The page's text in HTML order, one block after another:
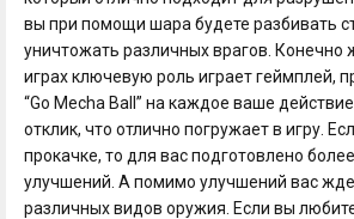
вы при помощи шара будете разбивать
уничтожать различных врагов. Конечно
играх ключевую роль играет геймплей,
“Go Mecha Ball” на каждое ваше
отклик, что отлично погружает в игру.
прокачке, то для вас подготовлено
улучшений. А помимо улучшений вас
различных видов оружия. Если вы